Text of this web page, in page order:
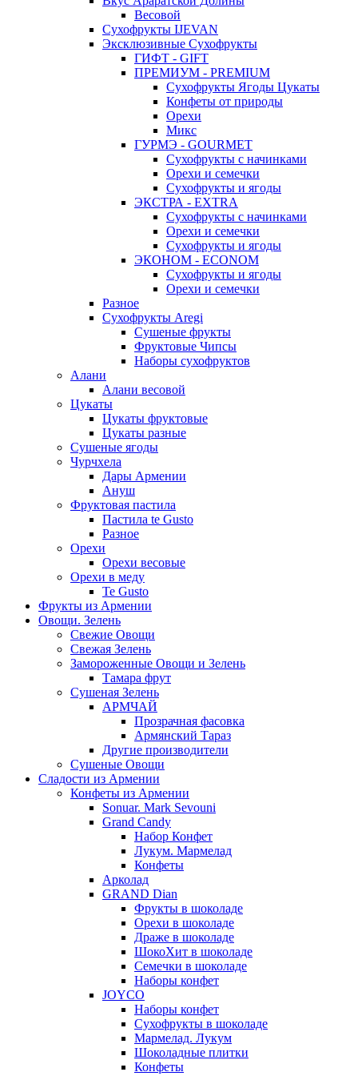
Весовой
Сухофрукты IJEVAN
Эксклюзивные Сухофрукты
ГИФТ - GIFT
ПРЕМИУМ - PREMIUM
Сухофрукты Ягоды Цукаты
Конфеты от природы
Орехи
Микс
ГУРМЭ - GOURMET
Сухофрукты с начинками
Орехи и семечки
Сухофрукты и ягоды
ЭКСТРА - EXTRA
Сухофрукты с начинками
Орехи и семечки
Сухофрукты и ягоды
ЭКОНОМ - ECONOM
Сухофрукты и ягоды
Орехи и семечки
Разное
Сухофрукты Aregi
Сушеные фрукты
Фруктовые Чипсы
Наборы сухофруктов
Алани
Алани весовой
Цукаты
Цукаты фруктовые
Цукаты разные
Сушеные ягоды
Чурчхела
Дары Армении
Ануш
Фруктовая пастила
Пастила te Gusto
Разное
Орехи
Орехи весовые
Орехи в меду
Te Gusto
Фрукты из Армении
Овощи. Зелень
Свежие Овощи
Свежая Зелень
Замороженные Овощи и Зелень
Тамара фрут
Сушеная Зелень
АРМЧАЙ
Прозрачная фасовка
Армянский Тараз
Другие производители
Сушеные Овощи
Сладости из Армении
Конфеты из Армении
Sonuar. Mark Sevouni
Grand Candy
Набор Конфет
Лукум. Мармелад
Конфеты
Арколад
GRAND Dian
Фрукты в шоколаде
Орехи в шоколаде
Драже в шоколаде
ШокоХит в шоколаде
Семечки в шоколаде
Наборы конфет
JOYCO
Наборы конфет
Сухофрукты в шоколаде
Мармелад. Лукум
Шоколадные плитки
Конфеты